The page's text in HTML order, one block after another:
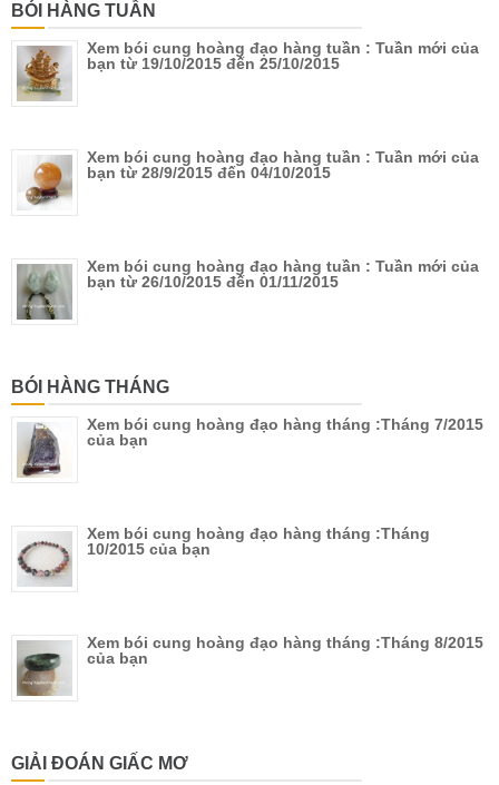
BÓI HÀNG TUẦN
Xem bói cung hoàng đạo hàng tuần : Tuần mới của
bạn từ 19/10/2015 đến 25/10/2015
Xem bói cung hoàng đạo hàng tuần : Tuần mới của
bạn từ 28/9/2015 đến 04/10/2015
Xem bói cung hoàng đạo hàng tuần : Tuần mới của
bạn từ 26/10/2015 đến 01/11/2015
BÓI HÀNG THÁNG
Xem bói cung hoàng đạo hàng tháng :Tháng 7/2015
của bạn
Xem bói cung hoàng đạo hàng tháng :Tháng
10/2015 của bạn
Xem bói cung hoàng đạo hàng tháng :Tháng 8/2015
của bạn
GIẢI ĐOÁN GIẤC MƠ